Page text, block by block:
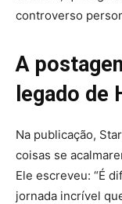
controverso
A
legado de
Na publicação,
coisas se
Ele escreveu: “É
jornada incrível